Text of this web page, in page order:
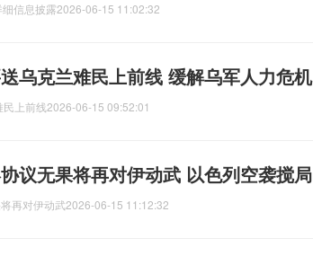
信息披露2026-06-15 11:02:32
乌克兰难民上前线 缓解乌军人力危机
上前线2026-06-15 09:52:01
议无果将再对伊动武 以色列空袭搅局
再对伊动武2026-06-15 11:12:32